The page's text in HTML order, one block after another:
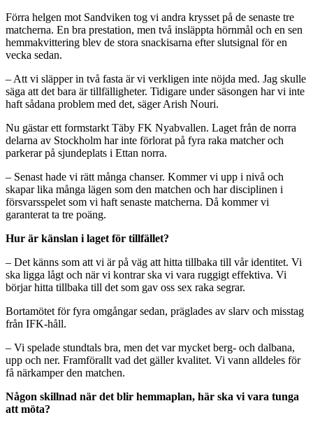
Förra helgen mot Sandviken tog vi andra krysset på de senaste tre
matcherna. En bra prestation, men två insläppta hörnmål och en sen
hemmakvittering blev de stora snackisarna efter slutsignal för en
vecka sedan.
– Att vi släpper in två fasta är vi verkligen inte nöjda med. Jag skulle
säga att det bara är tillfälligheter. Tidigare under säsongen har vi inte
haft sådana problem med det, säger Arish Nouri.
Nu gästar ett formstarkt Täby FK Nyabvallen. Laget från de norra
delarna av Stockholm har inte förlorat på fyra raka matcher och
parkerar på sjundeplats i Ettan norra.
– Senast hade vi rätt många chanser. Kommer vi upp i nivå och
skapar lika många lägen som den matchen och har disciplinen i
försvarsspelet som vi haft senaste matcherna. Då kommer vi
garanterat ta tre poäng.
Hur är känslan i laget för tillfället?
– Det känns som att vi är på väg att hitta tillbaka till vår identitet. Vi
ska ligga lågt och när vi kontrar ska vi vara ruggigt effektiva. Vi
börjar hitta tillbaka till det som gav oss sex raka segrar.
Bortamötet för fyra omgångar sedan, präglades av slarv och misstag
från IFK-håll.
– Vi spelade stundtals bra, men det var mycket berg- och dalbana,
upp och ner. Framförallt vad det gäller kvalitet. Vi vann alldeles för
få närkamper den matchen.
Någon skillnad när det blir hemmaplan, här ska vi vara tunga
att möta?